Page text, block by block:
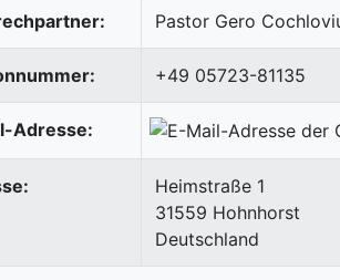
Pastor Gero
+49 05723-81135
Adresse:
Heimstraße 1
31559 Hohnhorst
Deutschland